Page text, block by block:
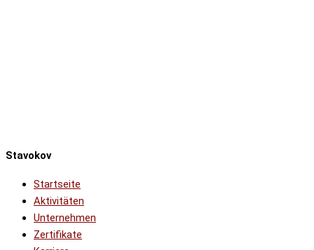
Stavokov
Startseite
Aktivitäten
Unternehmen
Zertifikate